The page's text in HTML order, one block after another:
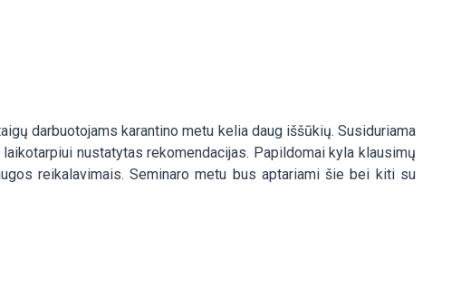
darbuotojams karantino metu kelia daug iššūkių. Susiduriama
nustatytas rekomendacijas. Papildomai kyla klausimų
reikalavimais. Seminaro metu bus aptariami šie bei kiti su